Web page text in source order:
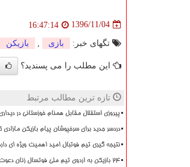
1396/11/04
16:47:14
تگهای خبر: بازی بازیكن
این مطلب را می پسندید؟
تازه ترین مطالب مرتبط
پیروزی استقلال مقابل همنام خوزستانی در
دردسر جدید برای سرخپوشان پیام بازیکن مازادی
نتیجه گیری تیم فوتبال امید اهمیت ویژه ای
۲۴ بازیکن به اردوی تیم ملی فوتسال زنان دعوت شدند